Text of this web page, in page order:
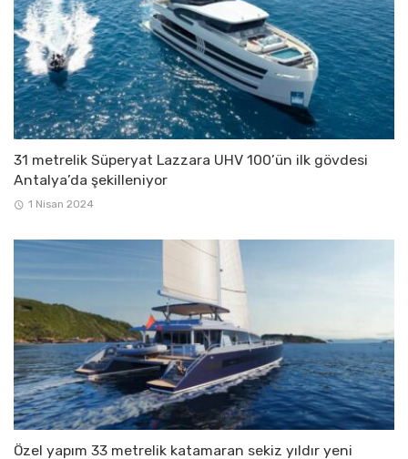
31 metrelik Süperyat Lazzara UHV 100’ün ilk gövdesi
Antalya’da şekilleniyor
1 Nisan 2024
Özel yapım 33 metrelik katamaran sekiz yıldır yeni